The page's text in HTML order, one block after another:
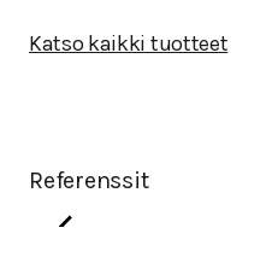
Katso kaikki tuotteet
Referenssit